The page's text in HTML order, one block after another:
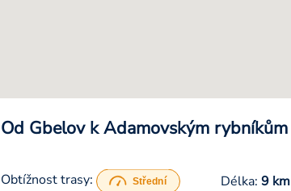
Od Gbelov k Adamovským rybníkům
Obtížnost trasy: Délka: 9 km